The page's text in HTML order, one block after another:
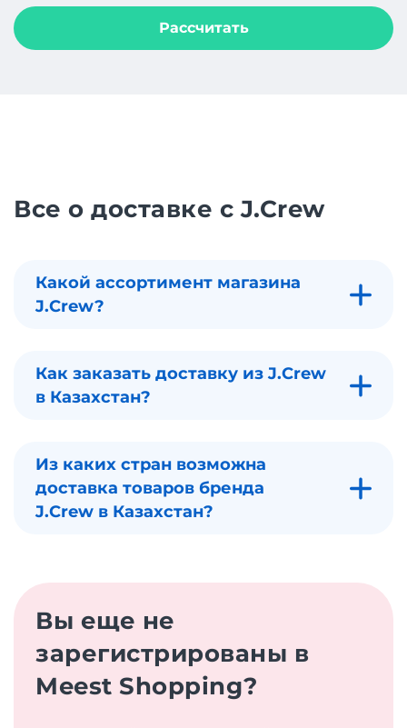
Рассчитать
Все о доставке с J.Crew
Какой ассортимент магазина
J.Crew?
Как заказать доставку из J.Crew
в Казахстан?
Из каких стран возможна
доставка товаров бренда
J.Crew в Казахстан?
Вы еще не
зарегистрированы в
Meest Shopping?